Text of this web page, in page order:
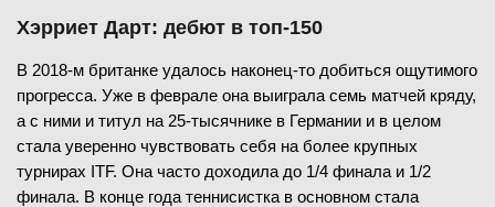
Хэрриет Дарт: дебют в топ-150
В 2018-м британке удалось наконец-то добиться ощутимого
прогресса. Уже в феврале она выиграла семь матчей кряду,
а с ними и титул на 25-тысячнике в Германии и в целом
стала уверенно чувствовать себя на более крупных
турнирах ITF. Она часто доходила до 1/4 финала и 1/2
финала. В конце года теннисистка в основном стала